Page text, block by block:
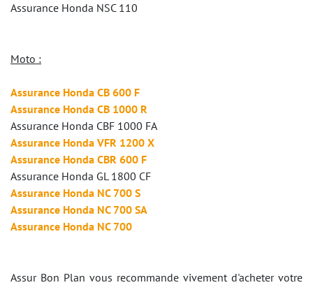
Assurance Honda NSC 110
Moto :
Assurance Honda CB 600 F
Assurance Honda CB 1000 R
Assurance Honda CBF 1000 FA
Assurance Honda VFR 1200 X
Assurance Honda CBR 600 F
Assurance Honda GL 1800 CF
Assurance Honda NC 700 S
Assurance Honda NC 700 SA
Assurance Honda NC 700
Assur Bon Plan vous recommande vivement d'acheter votre